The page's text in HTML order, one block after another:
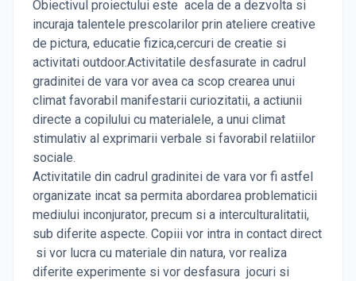
Obiectivul proiectului este acela de a dezvolta si
incuraja talentele prescolarilor prin ateliere creative
de pictura, educatie fizica,cercuri de creatie si
activitati outdoor.Activitatile desfasurate in cadrul
gradinitei de vara vor avea ca scop crearea unui
climat favorabil manifestarii curiozitatii, a actiunii
directe a copilului cu materialele, a unui climat
stimulativ al exprimarii verbale si favorabil relatiilor
sociale.
Activitatile din cadrul gradinitei de vara vor fi astfel
organizate incat sa permita abordarea problematicii
mediului inconjurator, precum si a interculturalitatii,
sub diferite aspecte. Copiii vor intra in contact direct
si vor lucra cu materiale din natura, vor realiza
diferite experimente si vor desfasura jocuri si